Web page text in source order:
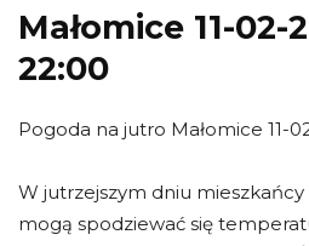
Małomice 11-02-
22:00
Pogoda na jutro Małomice 11-
W jutrzejszym dniu mieszkańcy
mogą spodziewać się